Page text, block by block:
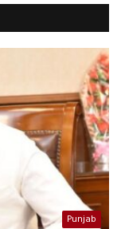
Punjab